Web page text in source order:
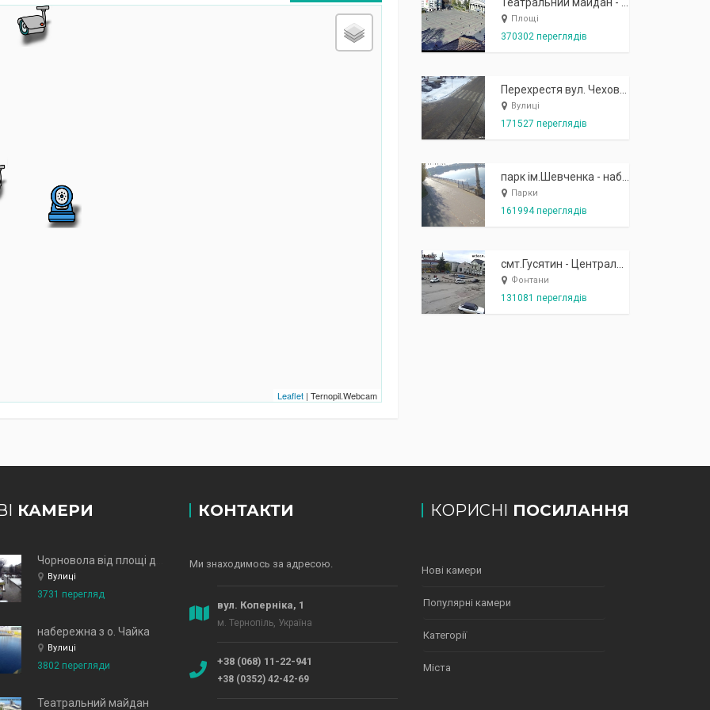
Leaflet| Ternopil.Webcam
Площі
370302 переглядів
Вулиці
171527 переглядів
Парки
161994 переглядів
Фонтани
131081 переглядів
КАМЕРИ
Вулиці
3731 перегляд
набережна з о. Чайка
Вулиці
3802 перегляди
Театральний майдан
КОНТАКТИ
Ми знаходимось за адресою.
вул. Коперніка, 1
м. Тернопіль, Україна
+38 (068) 11-22-941
+38 (0352) 42-42-69
КОРИСНІ ПОСИЛАННЯ
Нові камери
Популярні камери
Категорії
Міста